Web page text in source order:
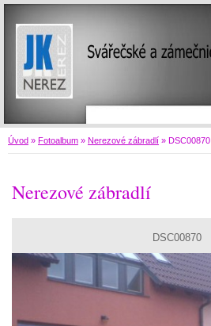
Úvod » Fotoalbum » Nerezové zábradlí » DSC00870
Nerezové zábradlí
DSC00870